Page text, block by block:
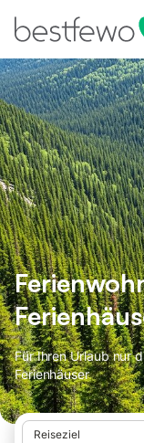
Für Ihren Urlaub nur
Ferienhäuser
Reiseziel